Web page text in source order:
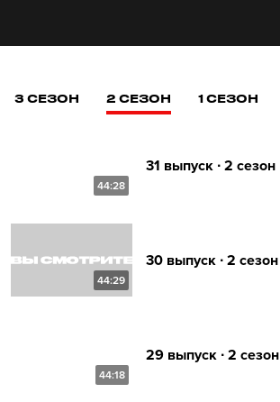
3 СЕЗОН 2 СЕЗОН 1 СЕЗОН
44:28
31 выпуск ∙ 2 сезон
44:29
30 выпуск ∙ 2 сезон
44:18
29 выпуск ∙ 2 сезон